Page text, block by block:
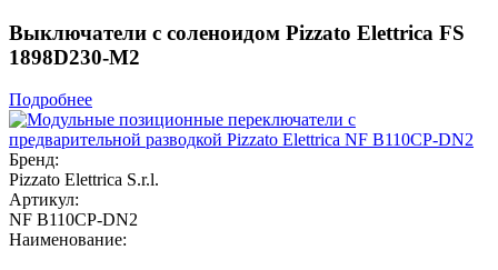
Выключатели с соленоидом Pizzato Elettrica FS
1898D230-M2
Подробнее
Бренд:
Pizzato Elettrica S.r.l.
Артикул:
NF B110CP-DN2
Наименование: